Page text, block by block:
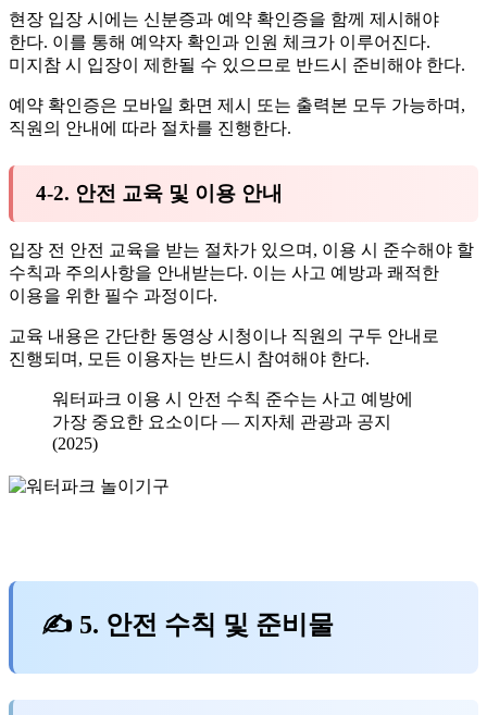
현장 입장 시에는 신분증과 예약 확인증을 함께 제시해야
한다. 이를 통해 예약자 확인과 인원 체크가 이루어진다.
미지참 시 입장이 제한될 수 있으므로 반드시 준비해야 한다.
예약 확인증은 모바일 화면 제시 또는 출력본 모두 가능하며,
직원의 안내에 따라 절차를 진행한다.
4-2. 안전 교육 및 이용 안내
입장 전 안전 교육을 받는 절차가 있으며, 이용 시 준수해야 할
수칙과 주의사항을 안내받는다. 이는 사고 예방과 쾌적한
이용을 위한 필수 과정이다.
교육 내용은 간단한 동영상 시청이나 직원의 구두 안내로
진행되며, 모든 이용자는 반드시 참여해야 한다.
워터파크 이용 시 안전 수칙 준수는 사고 예방에
가장 중요한 요소이다 — 지자체 관광과 공지
(2025)
✍ 5. 안전 수칙 및 준비물